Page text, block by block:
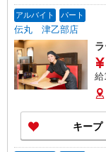
アルバイト パート
伝丸 津乙部店
給
キープ